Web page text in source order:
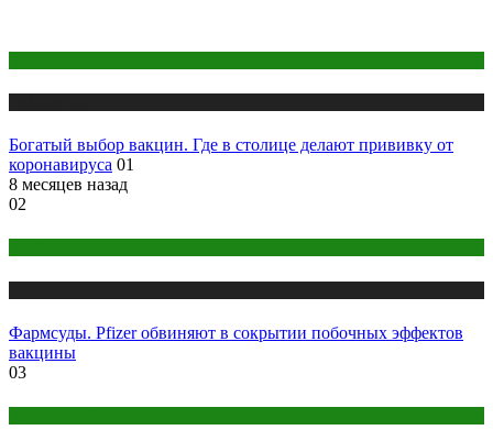
Богатый выбор вакцин. Где в столице делают прививку от
коронавируса 01
8 месяцев назад
02
Фармсуды. Pfizer обвиняют в сокрытии побочных эффектов
вакцины
03